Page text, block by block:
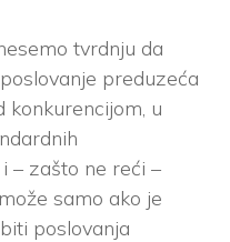
tvrdnju da
preduzeća
konkurencijom, u
– zašto ne reći –
samo ako je
poslovanja